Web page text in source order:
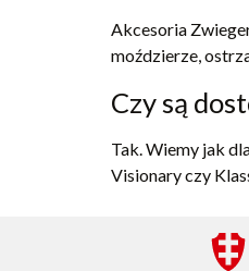
Akcesoria
moździerze,
Czy są
Tak. Wiemy jak
Visionary czy